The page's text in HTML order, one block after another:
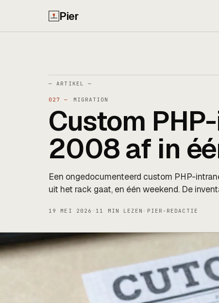
Pier
— ARTIKEL —
027 — MIGRATION
Custom
2008 af in
Een ongedocumenteerd custom PHP-
uit het rack gaat, en één weekend. De
19 MEI 2026 · 11 MIN LEZEN · PIER-REDACTIE